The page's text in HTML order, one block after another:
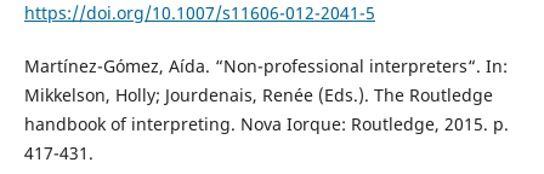
https://doi.org/10.1007/s11606-012-2041-5
Martínez-Gómez, Aída. “Non-professional interpreters“. In:
Mikkelson, Holly; Jourdenais, Renée (Eds.). The Routledge
handbook of interpreting. Nova Iorque: Routledge, 2015. p.
417-431.